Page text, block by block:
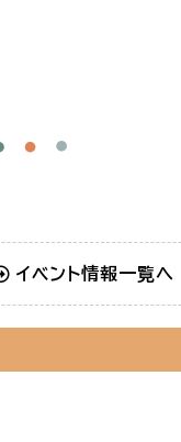
イベント情報一覧へ